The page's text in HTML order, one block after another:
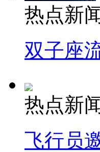
热点新
双子座
热点新
飞行员